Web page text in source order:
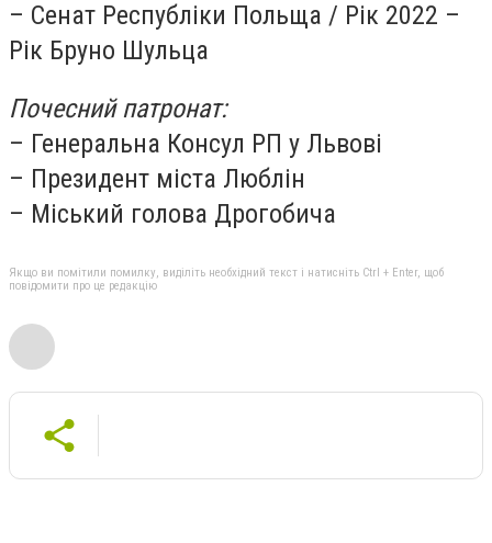
– Сенат Республіки Польща / Рік 2022 –
Рік Бруно Шульца
Почесний патронат:
– Генеральна Консул РП у Львові
– Президент міста Люблін
– Міський голова Дрогобича
Якщо ви помітили помилку, виділіть необхідний текст і натисніть Ctrl + Enter, щоб
повідомити про це редакцію